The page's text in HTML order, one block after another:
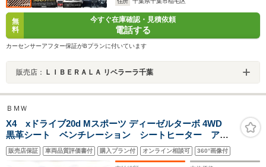
無
料
今すぐ在庫確認・見積依頼
電話する
カーセンサーアフター保証がBプランに付いています
販売店： ＬＩＢＥＲＡＬＡ リベラーラ千葉
ＢＭＷ
X4 xドライブ20d Mスポーツ ディーゼルターボ 4WD
黒革シート ベンチレーション シートヒーター アク
ティブクルーズコントロール HUD Mスポーツブレー
キ パドルシフト ドライビングアシストプラス 全周
販売店保証 車両品質評価書付 購入プラン付 オンライン相談可 360°画像付